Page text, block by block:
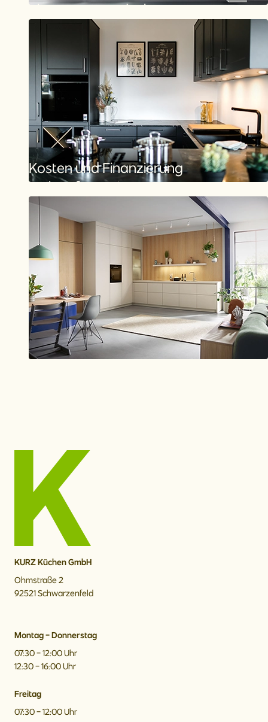
Showroom entdecken
Kosten und Finanzierung
Mehr Informationen
KURZ Küchen GmbH
Ohmstraße 2
92521 Schwarzenfeld
Montag - Donnerstag
07:30 - 12:00 Uhr
12:30 - 16:00 Uhr
Freitag
07:30 - 12:00 Uhr